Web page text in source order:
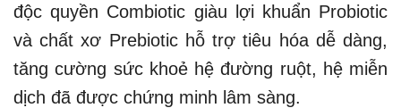
độc quyền Combiotic giàu lợi khuẩn Probiotic
và chất xơ Prebiotic hỗ trợ tiêu hóa dễ dàng,
tăng cường sức khoẻ hệ đường ruột, hệ miễn
dịch đã được chứng minh lâm sàng.